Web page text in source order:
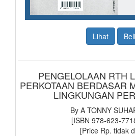
Lihat Beli
PENGELOLAAN RTH
PERKOTAAN BERDASAR
LINGKUNGAN
By A TONNY
[ISBN 978-623-
[Price Rp. tidak